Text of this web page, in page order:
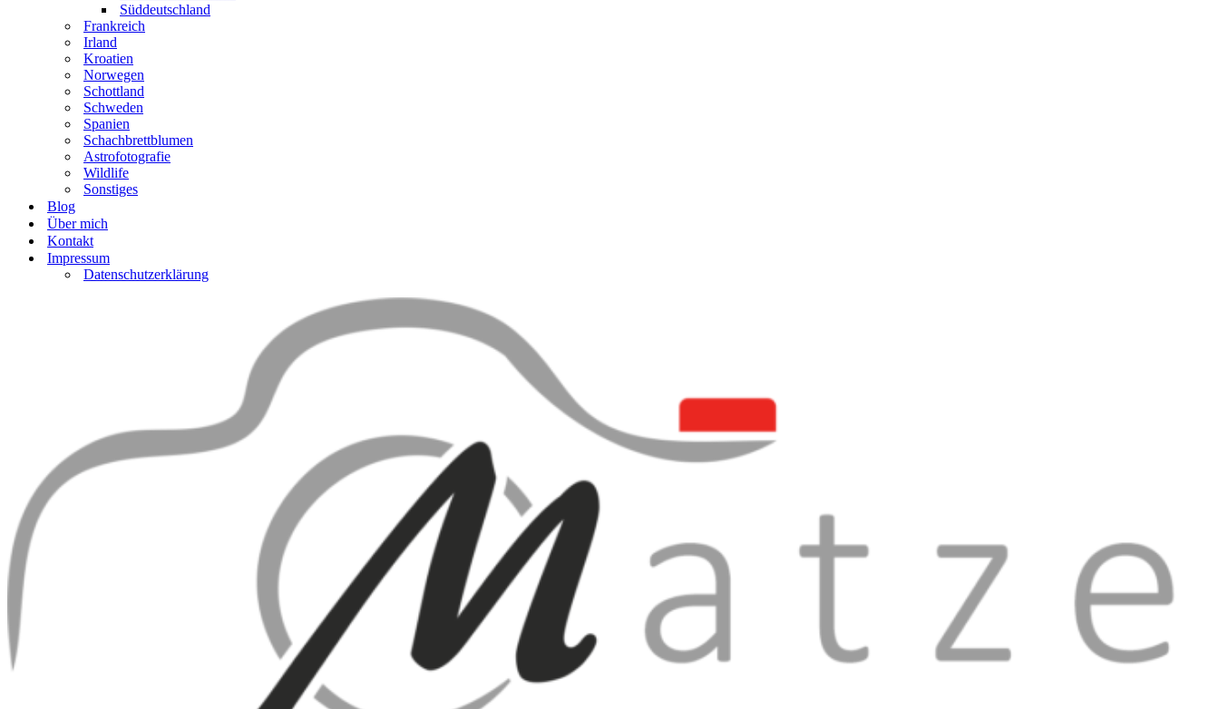
Süddeutschland
Frankreich
Irland
Kroatien
Norwegen
Schottland
Schweden
Spanien
Schachbrettblumen
Astrofotografie
Wildlife
Sonstiges
Blog
Über mich
Kontakt
Impressum
Datenschutzerklärung